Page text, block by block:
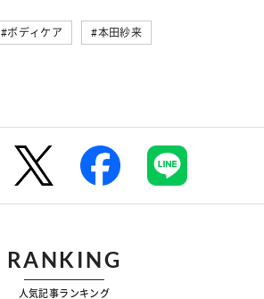
#ボディケア #本田紗来
RANKING
人気記事ランキング